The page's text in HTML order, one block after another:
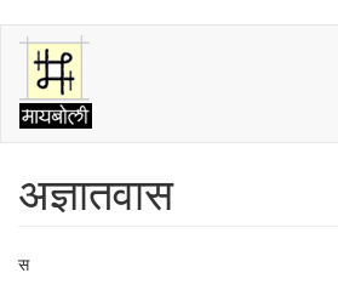
Skip
main
content
अज्ञातवास
स